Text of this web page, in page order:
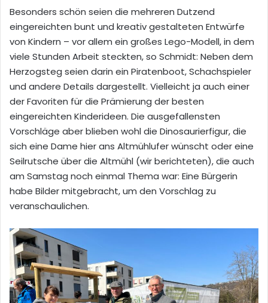
Besonders schön seien die mehreren Dutzend
eingereichten bunt und kreativ gestalteten Entwürfe
von Kindern – vor allem ein großes Lego-Modell, in dem
viele Stunden Arbeit steckten, so Schmidt: Neben dem
Herzogsteg seien darin ein Piratenboot, Schachspieler
und andere Details dargestellt. Vielleicht ja auch einer
der Favoriten für die Prämierung der besten
eingereichten Kinderideen. Die ausgefallensten
Vorschläge aber blieben wohl die Dinosaurierfigur, die
sich eine Dame hier ans Altmühlufer wünscht oder eine
Seilrutsche über die Altmühl (wir berichteten), die auch
am Samstag noch einmal Thema war: Eine Bürgerin
habe Bilder mitgebracht, um den Vorschlag zu
veranschaulichen.